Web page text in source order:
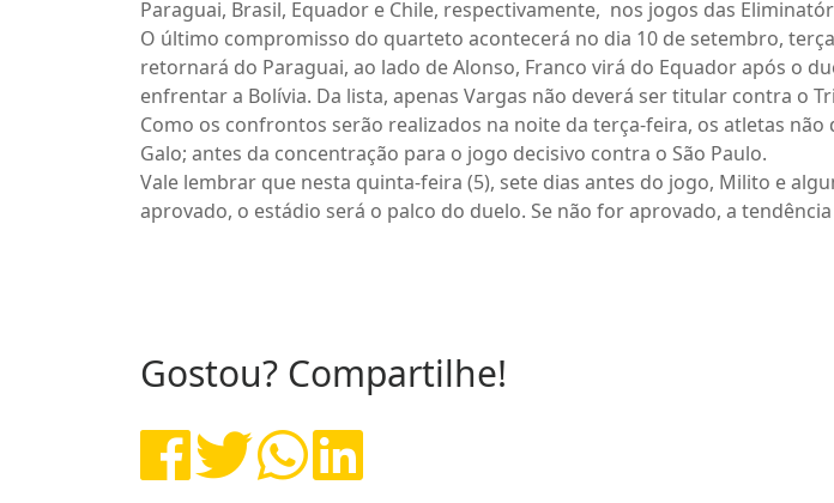
Paraguai, Brasil, Equador e Chile, respectivamente, nos jogos das
O último compromisso do quarteto acontecerá no dia 10 de setembro,
retornará do Paraguai, ao lado de Alonso, Franco virá do Equador após o
enfrentar a Bolívia. Da lista, apenas Vargas não deverá ser titular contra o
Como os confrontos serão realizados na noite da terça-feira, os atletas
Galo; antes da concentração para o jogo decisivo contra o São Paulo.
Vale lembrar que nesta quinta-feira (5), sete dias antes do jogo, Milito e
aprovado, o estádio será o palco do duelo. Se não for aprovado, a
Gostou? Compartilhe!